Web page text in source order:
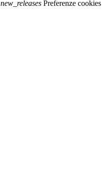
new_releases Preferenze cookies